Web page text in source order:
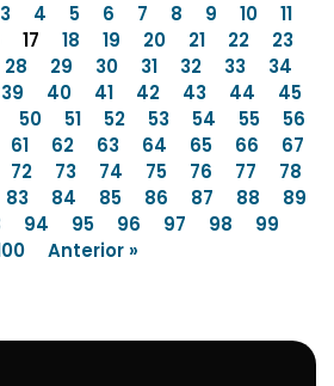
3 4 5 6 7 8 9 10
11
17 18 19 20 21 22
23
28 29 30 31 32 33
34
39 40 41 42 43 44
45
50 51 52 53 54 55
56
61 62 63 64 65 66
67
72 73 74 75 76 77
78
83 84 85 86 87 88
89
94 95 96 97 98
99
Anterior »